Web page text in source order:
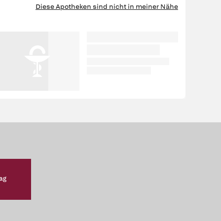
Diese Apotheken sind nicht in meiner Nähe